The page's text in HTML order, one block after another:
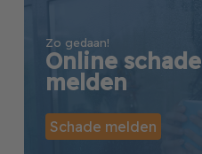
Zo gedaan!
Online schade
melden
Schade melden